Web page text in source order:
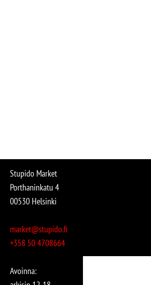
Stupido Market
Porthaninkatu 4
00530 Helsinki
market@stupido.fi
+358 50 4708664
Avoinna: